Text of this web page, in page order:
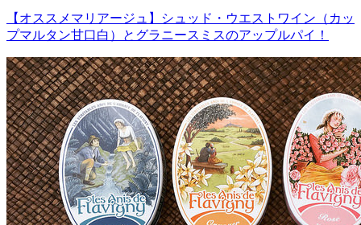
【オススメマリアージュ】シュッド・ウエストワイン（カッ
プマルタン甘口白）とグラニースミスのアップルパイ！